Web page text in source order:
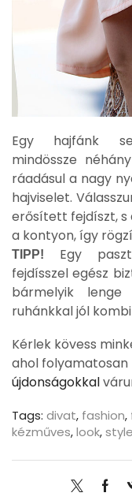
Egy hajfánk
mindössze
ráadásul a nagy
hajviselet.
erősített fejdíszt, s
a kontyon, így
TIPP!
Egy
fejdísszel egész
bármelyik
ruhánkkal jól
Kérlek kövess
ahol folyamatosan
újdonságokkal
Tags: divat, fashion,
kézműves,look,style